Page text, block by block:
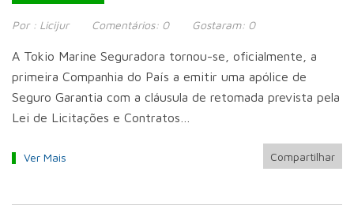
Por : Licijur Comentários: 0 Gostaram: 0
A Tokio Marine Seguradora tornou-se, oficialmente, a
primeira Companhia do País a emitir uma apólice de
Seguro Garantia com a cláusula de retomada prevista pela
Lei de Licitações e Contratos…
Ver Mais Compartilhar